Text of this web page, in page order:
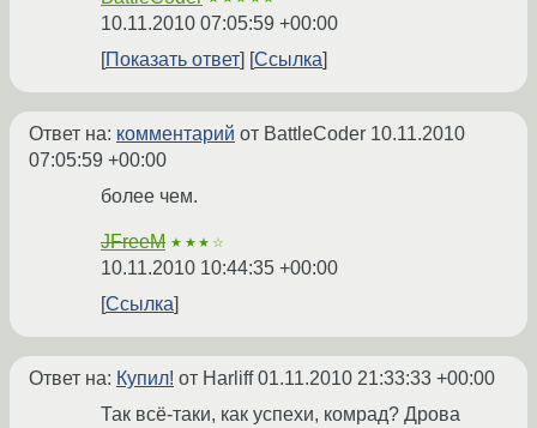
10.11.2010 07:05:59 +00:00
Показать ответ
Ссылка
Ответ на: комментарий от BattleCoder 10.11.2010
07:05:59 +00:00
более чем.
JFreeM ★★★☆
10.11.2010 10:44:35 +00:00
Ссылка
Ответ на: Купил! от Harliff01.11.2010 21:33:33 +00:00
Так всё-таки, как успехи, комрад? Дрова